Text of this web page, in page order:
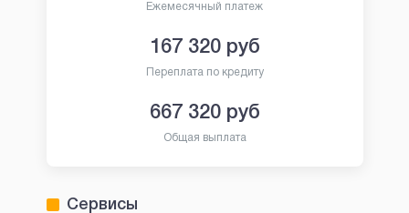
Ежемесячный платеж
167 320руб
Переплата по кредиту
667 320руб
Общая выплата
Сервисы